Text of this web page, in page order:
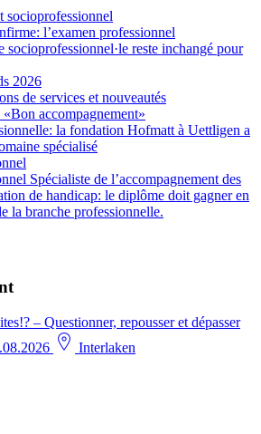
socioprofessionnel
l’examen professionnel
socioprofessionnel·le reste inchangé pour
2026
de services et nouveautés
accompagnement»
la fondation Hofmatt à Uettligen a
spécialisé
Spécialiste de l’accompagnement des
de handicap: le diplôme doit gagner en
la branche professionnelle.
– Questionner, repousser et dépasser
Interlaken